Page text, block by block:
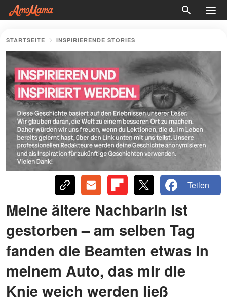
STARTSEITE INSPIRIERENDE STORIES
Teilen
Meine ältere Nachbarin ist
gestorben – am selben Tag
fanden die Beamten etwas in
meinem Auto, das mir die
Knie weich werden ließ